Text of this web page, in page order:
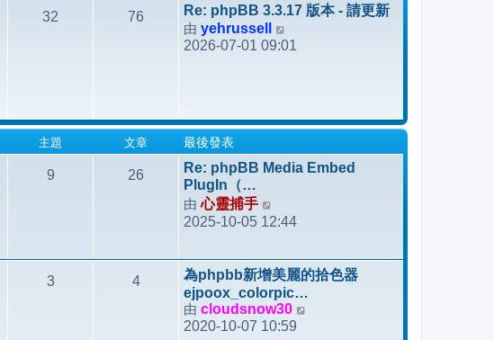
發
表
32 76
Re: phpBB 3.3.17 版本 - 請更新
由 yehrussell
視
表
2026-07-01 09:01
主題 文章 最後發表
9 26
Re: phpBB Media Embed
PlugIn（…
由心靈捕手
視
後
發
表
2025-10-05 12:44
3 4
為phpbb新增美麗的拾色器
ejpoox_colorpic…
由 cloudsnow30
2020-10-07 10:59